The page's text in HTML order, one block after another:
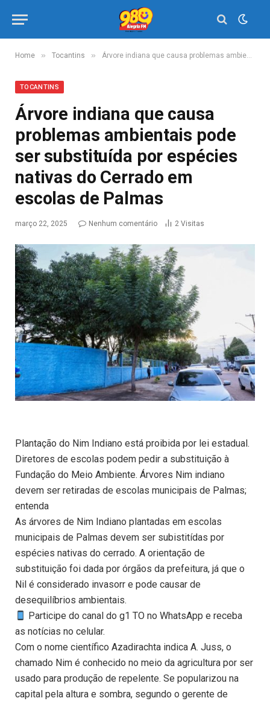
Home » Tocantins » Árvore indiana que causa problemas ambientais pode ser substituída por espécies nativas do Cerrado em escolas de Palmas
TOCANTINS
Árvore indiana que causa
problemas ambientais pode
ser substituída por espécies
nativas do Cerrado em
escolas de Palmas
março 22, 2025 Nenhum comentário 2 Visitas
Plantação do Nim Indiano está proibida por lei estadual.
Diretores de escolas podem pedir a substituição à
Fundação do Meio Ambiente. Árvores Nim indiano
devem ser retiradas de escolas municipais de Palmas;
entenda
As árvores de Nim Indiano plantadas em escolas
municipais de Palmas devem ser subistitídas por
espécies nativas do cerrado. A orientação de
substituição foi dada por órgãos da prefeitura, já que o
Nil é considerado invasorr e pode causar de
desequilíbrios ambientais.
Participe do canal do g1 TO no WhatsApp e receba
as notícias no celular.
Com o nome científico Azadirachta indica A. Juss, o
chamado Nim é conhecido no meio da agricultura por ser
usado para produção de repelente. Se popularizou na
capital pela altura e sombra, segundo o gerente de